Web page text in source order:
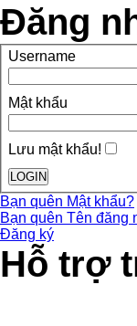
Đăng
Username
Mật khẩu
Lưu mật khẩu!
Bạn quên Mật khẩu?
Bạn quên Tên đăng
Đăng ký
Hỗ trợ